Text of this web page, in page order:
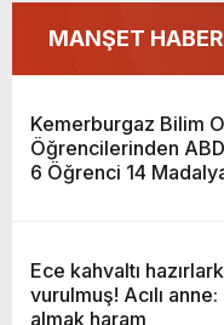
MANŞET
Kemerburgaz Bilim
Öğrencilerinden
6 Öğrenci 14
Ece kahvaltı
vurulmuş! Acılı
almak haram